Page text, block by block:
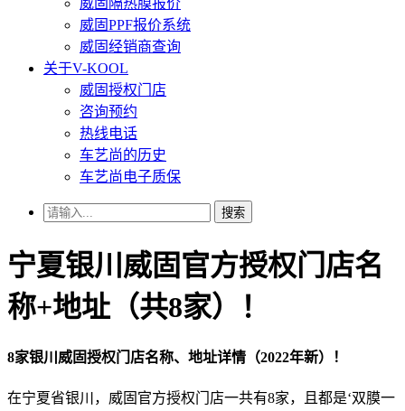
威固隔热膜报价
威固PPF报价系统
威固经销商查询
关于V-KOOL
威固授权门店
咨询预约
热线电话
车艺尚的历史
车艺尚电子质保
搜索
宁夏银川威固官方授权门店名
称+地址（共8家）！
8家银川威固授权门店名称、地址详情（2022年新）！
在宁夏省银川，威固官方授权门店一共有8家，且都是‘双膜一